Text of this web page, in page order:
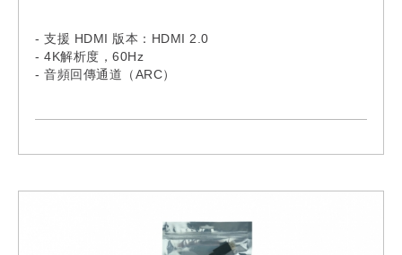
- 支援 HDMI 版本：HDMI 2.0
- 4K解析度，60Hz
- 音頻回傳通道（ARC）